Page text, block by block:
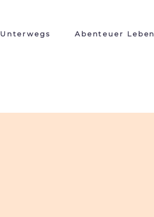
Unterwegs Abenteuer Leben